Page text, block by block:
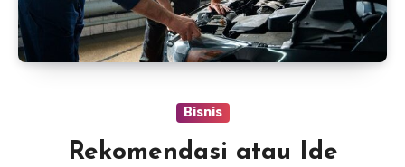
Bisnis
Rekomendasi atau Ide